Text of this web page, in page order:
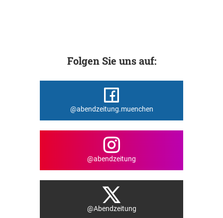
Folgen Sie uns auf:
@abendzeitung.muenchen
@abendzeitung
@Abendzeitung